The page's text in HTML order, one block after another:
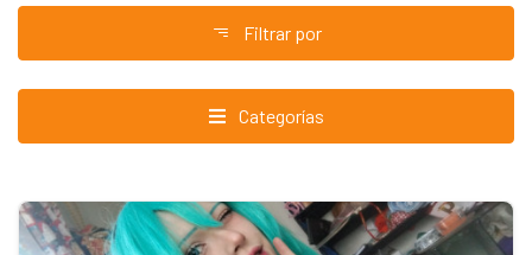
Filtrar por
Categorías